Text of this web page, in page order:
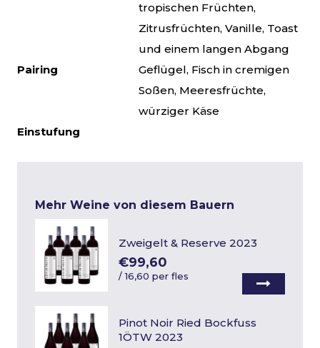
tropischen Früchten,
Zitrusfrüchten, Vanille, Toast
und einem langen Abgang
Pairing
Geflügel, Fisch in cremigen
Soßen, Meeresfrüchte,
würziger Käse
Einstufung
Mehr Weine von diesem Bauern
Zweigelt & Reserve 2023
€99,60
/16,60 per fles
Pinot Noir Ried Bockfuss
1ÖTW 2023